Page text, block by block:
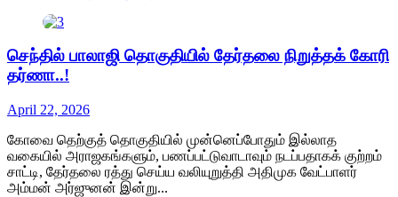
செந்தில் பாலாஜி தொகுதியில் தேர்தலை நிறுத்தக் கோரி
தர்ணா..!
April 22, 2026
கோவை தெற்குத் தொகுதியில் முன்னெப்போதும் இல்லாத
வகையில் அராஜகங்களும், பணப்பட்டுவாடாவும் நடப்பதாகக் குற்றம்
சாட்டி, தேர்தலை ரத்து செய்ய வலியுறுத்தி அதிமுக வேட்பாளர்
அம்மன் அர்ஜுனன் இன்று...